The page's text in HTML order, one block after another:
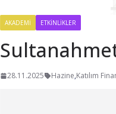
AKADEMI ETKINLIKLER
28.11.2025 Hazine,Katılım